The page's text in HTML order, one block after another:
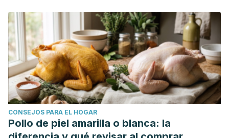
CONSEJOS PARA EL HOGAR
Pollo de piel amarilla o blanca: la